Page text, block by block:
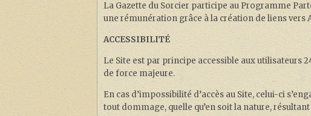
La Gazette du Sorcier participe au Programme
une rémunération grâce à la création de liens vers
ACCESSIBILITÉ
Le Site est par principe accessible aux utilisateurs
de force majeure.
En cas d’impossibilité d’accès au Site, celui-ci
tout dommage, quelle qu’en soit la nature,